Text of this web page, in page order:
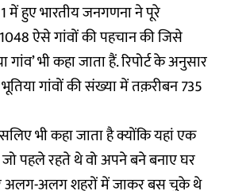
में हुए भारतीय जनगणना ने पूरे
ऐसे गांवों की पहचान की जिसे
गांव’ भी कहा जाता हैं. रिपोर्ट के अनुसार
गांवों की संख्या में तक़रीबन 735
भी कहा जाता है क्योंकि यहां एक
जो पहले रहते थे वो अपने बने बनाए घर
अलग शहरों में जाकर बस चुके थे